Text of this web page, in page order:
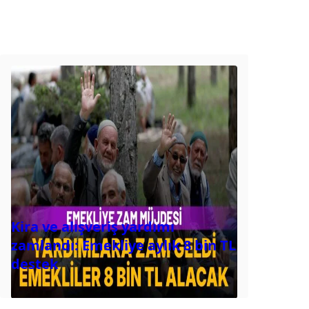
Kira ve alışveriş yardımı
zamlandı: Emekliye aylık 8 bin TL
destek